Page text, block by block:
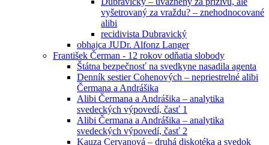
vyšetrovaný za vraždu? – znehodnocované
alibi
recidivista Dubravický
obhajca JUDr. Alfonz Langer
František Čerman - 12 rokov odňatia slobody
Štátna bezpečnosť na svedkyne nasadila agenta
Denník sestier Cohenových – nepriestrelné alibi
Čermana a Andrášika
Alibi Čermana a Andrášika – analytika
svedeckých výpovedí, časť 1
Alibi Čermana a Andrášika – analytika
svedeckých výpovedí, časť 2
Kauza Cervanová – druhá diskotéka a svedok